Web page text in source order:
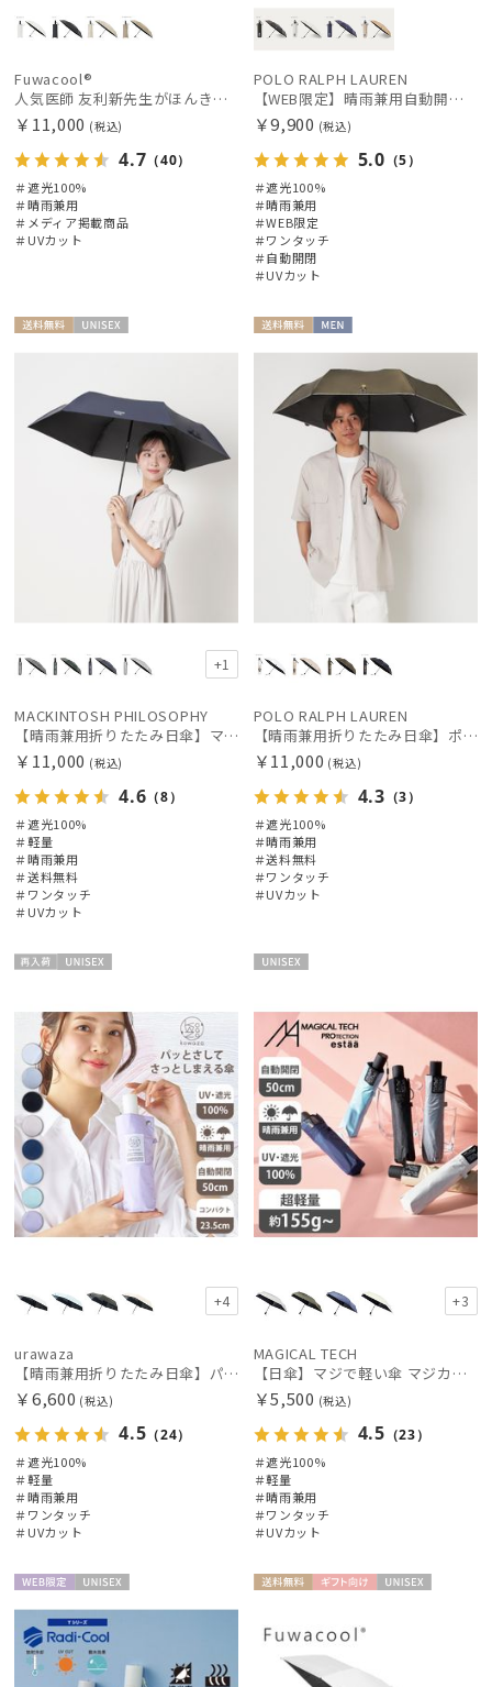
絞り込み
メンズ
カテゴリー
ブランド
傘機能
手袋・アームカバー
その他
カラー
価格・割引率
在庫表示
入荷状況
Fuwacool®
人気医師 友利新先生がほんきで作った”絶対に忘れない誰でも日傘”ワンタッチ開閉日傘【晴雨兼用折りたたみ日傘】フワクール® (Fuwacool®) 雨の日OK 軽量 遮光100% UV100％
￥11,000 (税込)
4.7 （40）
＃遮光100%
＃晴雨兼用
＃メディア掲載商品
＃UVカット
POLO RALPH LAUREN
【WEB限定】晴雨兼用自動開閉日傘 ポロ ラルフ ローレン（POLO RALPH LAUREN）ベア 遮光100 UV100 ワンタッチ開閉
￥9,900 (税込)
5.0 （5）
＃遮光100%
＃晴雨兼用
＃WEB限定
＃ワンタッチ
＃自動開閉
＃UVカット
+1
MACKINTOSH PHILOSOPHY
【晴雨兼用折りたたみ日傘】マッキントッシュ フィロソフィー (MACKINTOSH PHILOSOPHY) バーブレラ サンプロテクト（SUNPROTECT）自動開閉 遮光100
￥11,000 (税込)
4.6 （8）
＃遮光100%
＃軽量
＃晴雨兼用
＃送料無料
＃ワンタッチ
＃UVカット
POLO RALPH LAUREN
【晴雨兼用折りたたみ日傘】ポロ ラルフ ローレン (POLO RALPH LAUREN) ポロベア 遮光100% UVメンズ日傘 自動開閉
￥11,000 (税込)
4.3 （3）
＃遮光100%
＃晴雨兼用
＃送料無料
＃ワンタッチ
＃UVカット
+4
urawaza
【晴雨兼用折りたたみ日傘】パッとさして、サッとしまえる傘コワザ(kowaza) プレーン 50 遮光100% UV100% 自動開閉傘 ワンタッチ
￥6,600 (税込)
4.5 （24）
＃遮光100%
＃軽量
＃晴雨兼用
＃ワンタッチ
＃UVカット
+3
MAGICAL TECH
【日傘】マジで軽い傘 マジカルテックプロテクション(MAGICAL TECH PROTECTION) 50cm 晴雨兼用傘自動開閉折りたたみ日傘 一級遮光100% UV 軽量 機能性 人気
￥5,500 (税込)
4.5 （23）
＃遮光100%
＃軽量
＃晴雨兼用
＃ワンタッチ
＃UVカット
定
X
料